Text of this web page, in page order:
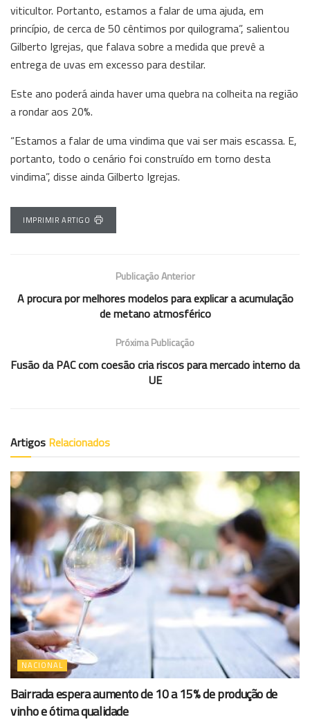
viticultor. Portanto, estamos a falar de uma ajuda, em
princípio, de cerca de 50 cêntimos por quilograma”, salientou
Gilberto Igrejas, que falava sobre a medida que prevê a
entrega de uvas em excesso para destilar.
Este ano poderá ainda haver uma quebra na colheita na região
a rondar aos 20%.
“Estamos a falar de uma vindima que vai ser mais escassa. E,
portanto, todo o cenário foi construído em torno desta
vindima”, disse ainda Gilberto Igrejas.
IMPRIMIR ARTIGO
Publicação Anterior
A procura por melhores modelos para explicar a acumulação
de metano atmosférico
Próxima Publicação
Fusão da PAC com coesão cria riscos para mercado interno da
UE
Artigos Relacionados
NACIONAL
Bairrada espera aumento de 10 a 15% de produção de
vinho e ótima qualidade